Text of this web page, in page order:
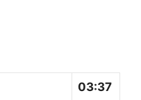
03:37